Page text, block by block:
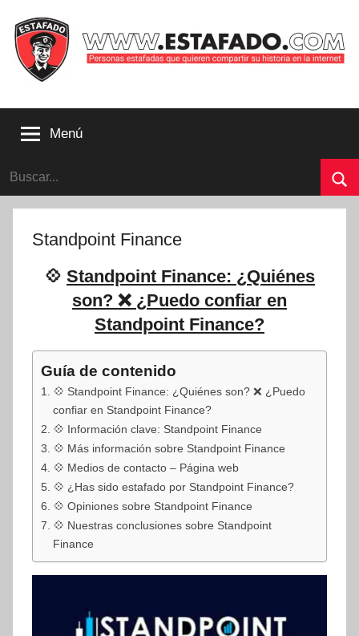
contenido
que
compartir
su
internet
Estafado.com
Menú
Buscar:
Standpoint Finance
💠 Standpoint Finance: ¿Quiénes
son? ❌ ¿Puedo confiar en
Standpoint Finance?
Guía de contenido
💠 Standpoint Finance: ¿Quiénes son? ❌ ¿Puedo
confiar en Standpoint Finance?
💠 Información clave: Standpoint Finance
💠 Más información sobre Standpoint Finance
💠 Medios de contacto – Página web
💠 ¿Has sido estafado por Standpoint Finance?
💠 Opiniones sobre Standpoint Finance
💠 Nuestras conclusiones sobre Standpoint
Finance